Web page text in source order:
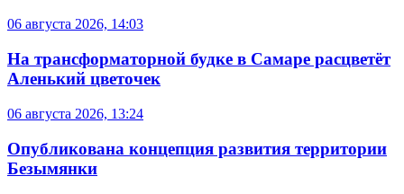
06 августа 2026, 14:03
На трансформаторной будке в Самаре расцветёт
Аленький цветочек
06 августа 2026, 13:24
Опубликована концепция развития территории
Безымянки